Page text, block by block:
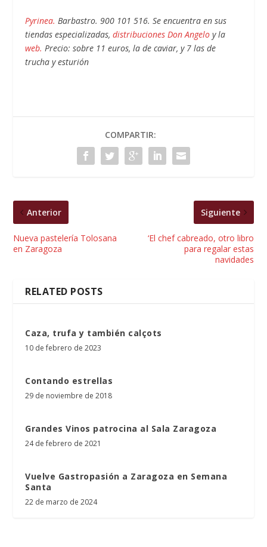
Pyrinea. Barbastro. 900 101 516. Se encuentra en sus
tiendas especializadas,distribuciones Don Angelo y la
web. Precio: sobre 11 euros, la de caviar, y 7 las de
trucha y esturión
COMPARTIR:
Anterior
Nueva pastelería Tolosana
en Zaragoza
Siguiente
‘El chef cabreado, otro libro
para regalar estas
navidades
RELATED POSTS
Caza, trufa y también calçots
10 de febrero de 2023
Contando estrellas
29 de noviembre de 2018
Grandes Vinos patrocina al Sala Zaragoza
24 de febrero de 2021
Vuelve Gastropasión a Zaragoza en Semana
Santa
22 de marzo de 2024